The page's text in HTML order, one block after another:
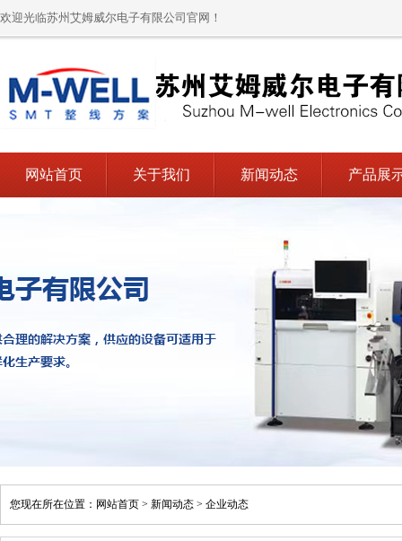
欢迎光临苏州艾姆威尔电子有限公司官网！
网站首页 关于我们 新闻动态 产品展
您现在所在位置： 网站首页 > 新闻动态 > 企业动态